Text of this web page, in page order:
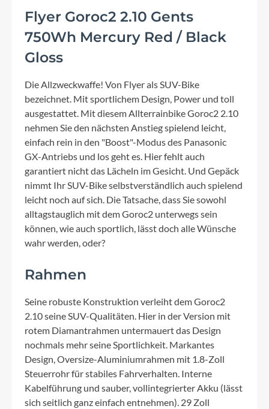
Flyer Goroc2 2.10 Gents
750Wh Mercury Red / Black
Gloss
Die Allzweckwaffe! Von Flyer als SUV-Bike
bezeichnet. Mit sportlichem Design, Power und toll
ausgestattet. Mit diesem Allterrainbike Goroc2 2.10
nehmen Sie den nächsten Anstieg spielend leicht,
einfach rein in den "Boost"-Modus des Panasonic
GX-Antriebs und los geht es. Hier fehlt auch
garantiert nicht das Lächeln im Gesicht. Und Gepäck
nimmt Ihr SUV-Bike selbstverständlich auch spielend
leicht noch auf sich. Die Tatsache, dass Sie sowohl
alltagstauglich mit dem Goroc2 unterwegs sein
können, wie auch sportlich, lässt doch alle Wünsche
wahr werden, oder?
Rahmen
Seine robuste Konstruktion verleiht dem Goroc2
2.10 seine SUV-Qualitäten. Hier in der Version mit
rotem Diamantrahmen untermauert das Design
nochmals mehr seine Sportlichkeit. Markantes
Design, Oversize-Aluminiumrahmen mit 1.8-Zoll
Steuerrohr für stabiles Fahrverhalten. Interne
Kabelführung und sauber, vollintegrierter Akku (lässt
sich seitlich ganz einfach entnehmen). 29 Zoll